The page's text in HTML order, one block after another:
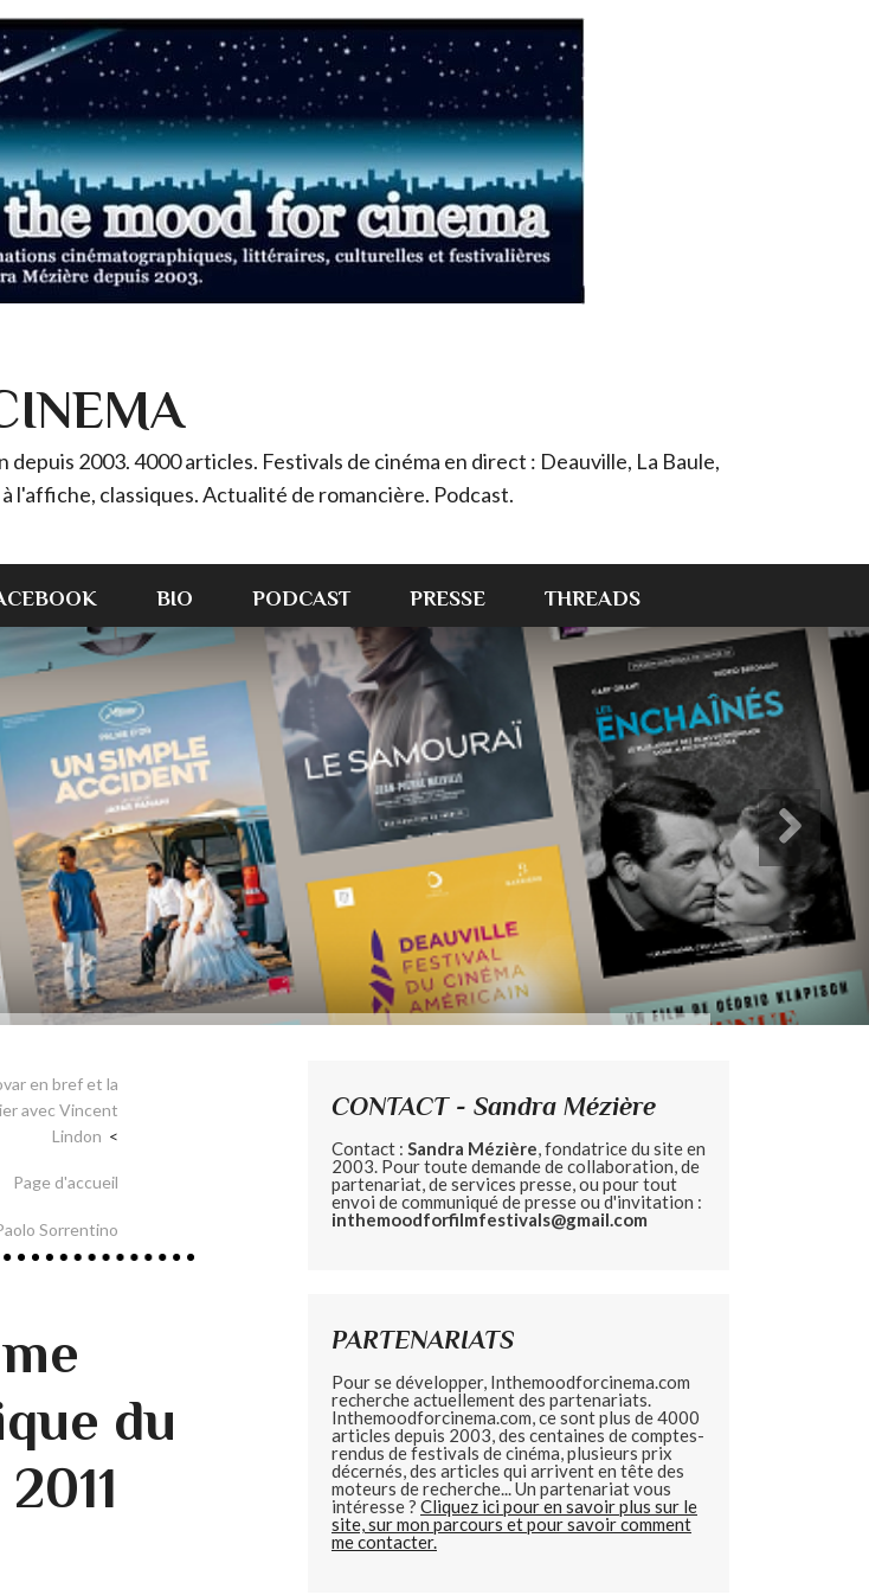
2003. 4000 articles. Festivals de cinéma en direct : Deauville, La Baule,
l'affiche, classiques. Actualité de romancière. Podcast.
BIO PODCAST PRESSE THREADS
en bref et la
avec Vincent
Lindon
Page d'accueil
Sorrentino
du
CONTACT - Sandra Mézière
Contact : Sandra Mézière, fondatrice du site en
2003. Pour toute demande de collaboration, de
partenariat, de services presse, ou pour tout
envoi de communiqué de presse ou d'invitation :
inthemoodforfilmfestivals@gmail.com
PARTENARIATS
Pour se développer, Inthemoodforcinema.com
recherche actuellement des partenariats.
Inthemoodforcinema.com, ce sont plus de 4000
articles depuis 2003, des centaines de comptes-
rendus de festivals de cinéma, plusieurs prix
décernés, des articles qui arrivent en tête des
moteurs de recherche... Un partenariat vous
intéresse ? Cliquez ici pour en savoir plus sur le
site, sur mon parcours et pour savoir comment
me contacter.